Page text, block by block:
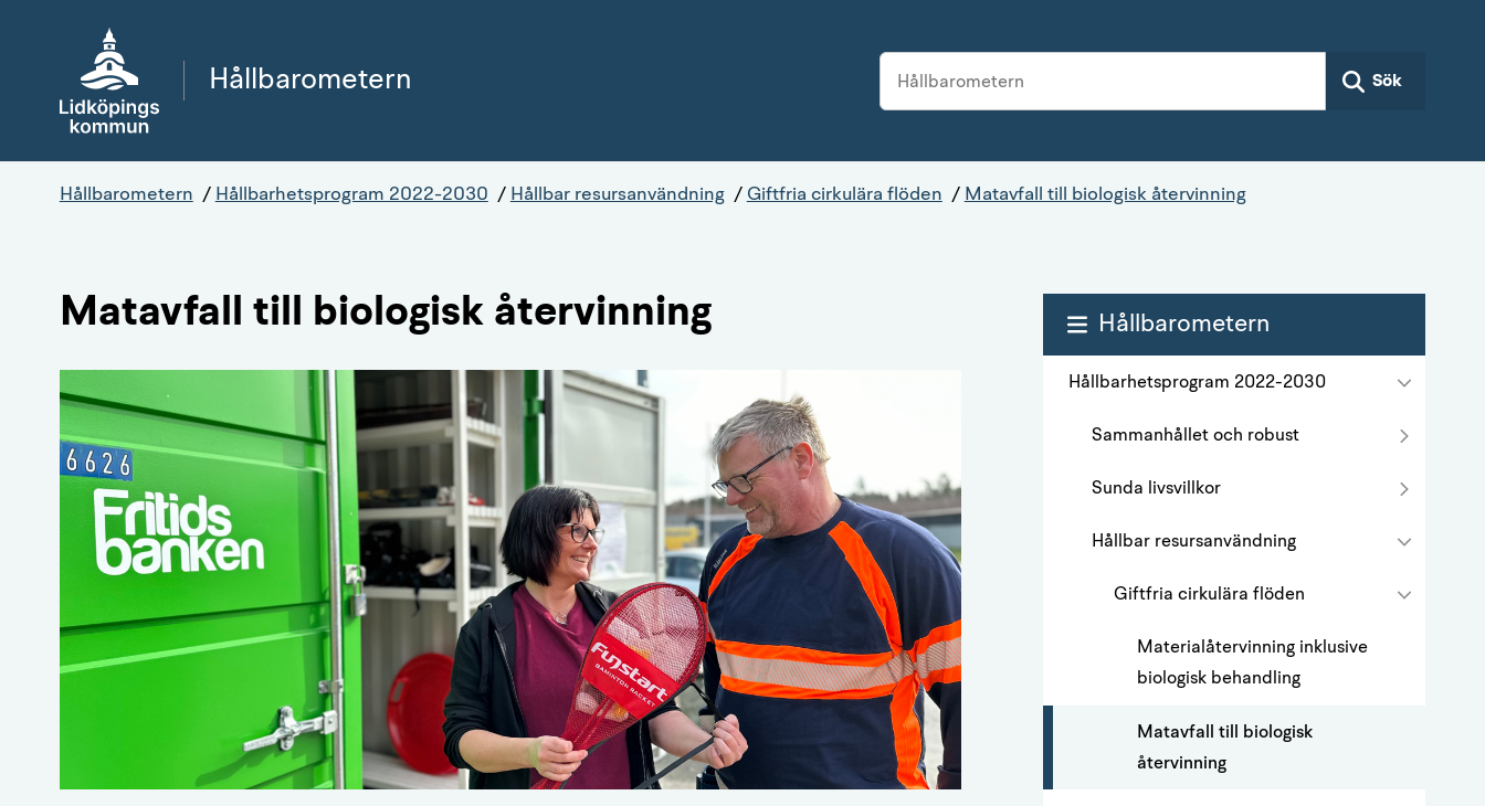
Hållbarometern Sök
Hållbarometern / Hållbarhetsprogram 2022-2030 / Hållbar resursanvändning / Giftfria cirkulära flöden / Matavfall till biologisk återvinning
Matavfall till biologisk återvinning Hållbarometern
Hållbarhetsprogram 2022-2030
Sammanhållet och robust
Sunda livsvillkor
Hållbar resursanvändning
Giftfria cirkulära flöden
Materialåtervinning inklusive
biologisk behandling
Matavfall till biologisk
återvinning